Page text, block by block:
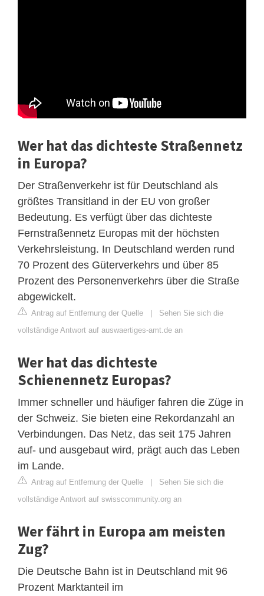
Wer hat das dichteste Straßennetz
in Europa?
Der Straßenverkehr ist für Deutschland als
größtes Transitland in der EU von großer
Bedeutung. Es verfügt über das dichteste
Fernstraßennetz Europas mit der höchsten
Verkehrsleistung. In Deutschland werden rund
70 Prozent des Güterverkehrs und über 85
Prozent des Personenverkehrs über die Straße
abgewickelt.
Antrag auf Entfernung der Quelle | Sehen Sie sich die
vollständige Antwort auf auswaertiges-amt.de an
Wer hat das dichteste
Schienennetz Europas?
Immer schneller und häufiger fahren die Züge in
der Schweiz. Sie bieten eine Rekordanzahl an
Verbindungen. Das Netz, das seit 175 Jahren
auf- und ausgebaut wird, prägt auch das Leben
im Lande.
Antrag auf Entfernung der Quelle | Sehen Sie sich die
vollständige Antwort auf swisscommunity.org an
Wer fährt in Europa am meisten
Zug?
Die Deutsche Bahn ist in Deutschland mit 96
Prozent Marktanteil im